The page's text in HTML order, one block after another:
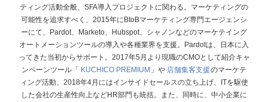
ティング活動全般、SFA導入プロジェクトに関わる。マーケティングの
可能性を追求すべく、2015年にBtoBマーケティング専門エージェンシ
ーにて、Pardot、Marketo、Hubspot、シャノンなどのマーケテイング
オートメーションツールの導入や各種業界を支援。Pardotは、日本に入
ってきた当初からサポート。 2017年5月より現職のCMOとして紹介キャ
ンペーンツール「 KUCHICO PREMIUM 」や 店舗集客支援のマーケテ
ィング活動、2018年4月にはインサイドセールスの立ち上げ、ITを駆使
した会社の生産性向上などHR部門も統括。また、同時に、中小企業に